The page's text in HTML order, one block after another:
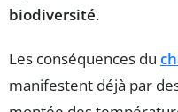
biodiversité.
Les conséquences du
manifestent déjà par